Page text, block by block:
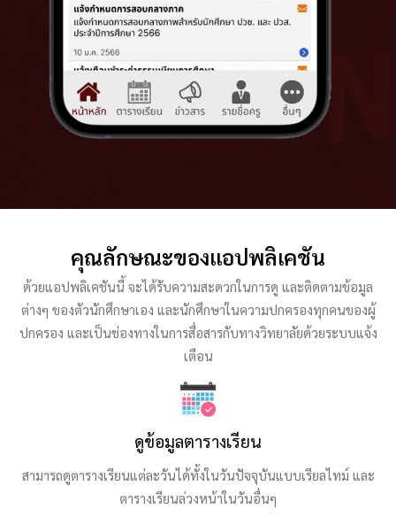
คุณลักษณะของแอปพลิเคชัน
ด้วยแอปพลิเคชันนี้ จะได้รับความสะดวกในการดู และติดตามข้อมูล
ต่างๆ ของตัวนักศึกษาเอง และนักศึกษาในความปกครองทุกคนของผู้
ปกครอง และเป็นช่องทางในการสื่อสารกับทางวิทยาลัยด้วยระบบแจ้ง
เตือน
ดูข้อมูลตารางเรียน
สามารถดูตารางเรียนแต่ละวันได้ทั้งในวันปัจจุบันแบบเรียลไทม์ และ
ตารางเรียนล่วงหน้าในวันอื่นๆ